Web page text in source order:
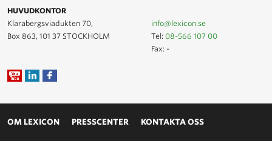
HUVUDKONTOR
Klarabergsviadukten 70,
Box 863, 101 37 STOCKHOLM
info@lexicon.se
Tel:08-566 107 00
Fax: -
OM LEXICON PRESSCENTER KONTAKTA OSS